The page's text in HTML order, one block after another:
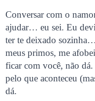
Conversar com o
ajudar… eu sei. Eu
ter te deixado
meus primos, me
ficar com você, não
pelo que aconteceu
dá.